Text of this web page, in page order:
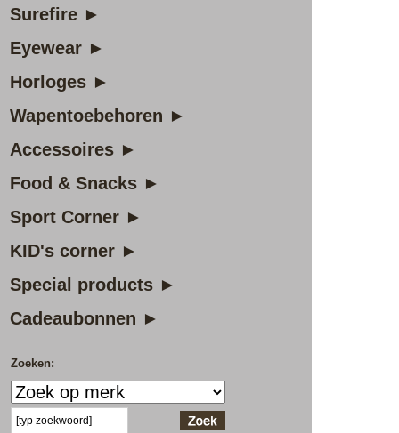
Surefire ►
Eyewear ►
Horloges ►
Wapentoebehoren ►
Accessoires ►
Food & Snacks ►
Sport Corner ►
KID's corner ►
Special products ►
Cadeaubonnen ►
Zoeken: